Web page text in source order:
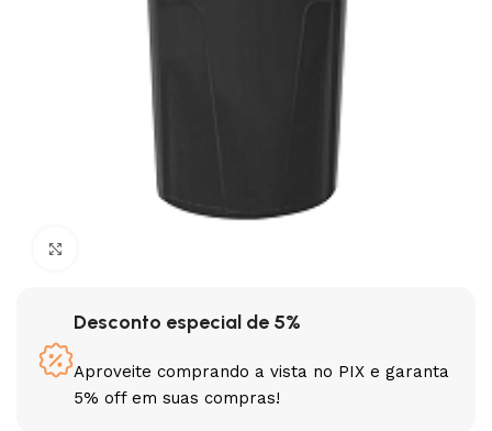
Desconto especial de 5%
Aproveite comprando a vista no PIX e garanta
5% off em suas compras!